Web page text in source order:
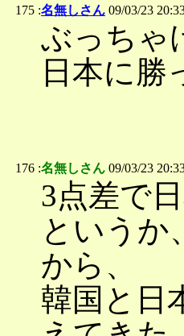
175 :名無しさん 09/03/23
ぶっちゃ
日本に勝
176 :名無しさん 09/03/23
3点差で
というか
から、
韓国と日